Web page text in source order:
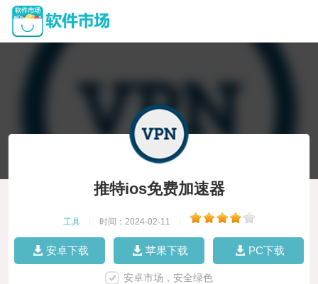
推特ios免费加速器
工具 时间：2024-02-11
安卓下载 苹果下载 PC下载
安卓市场，安全绿色